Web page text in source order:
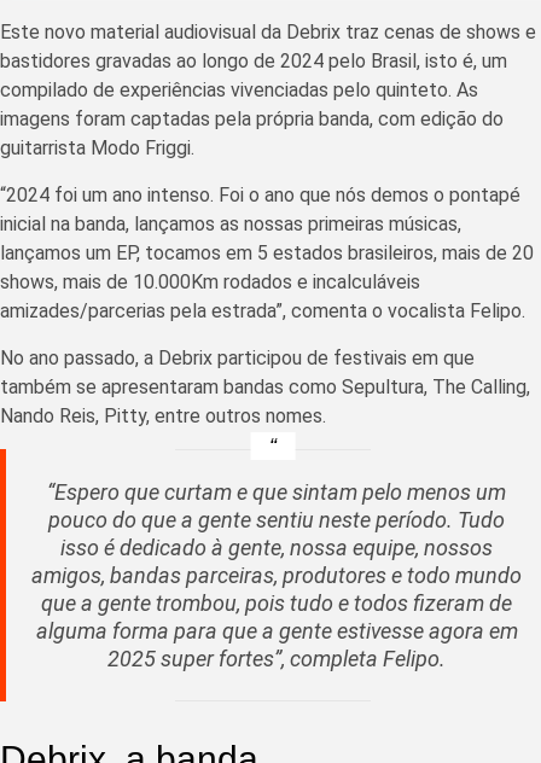
Este novo material audiovisual da Debrix traz cenas de shows e
bastidores gravadas ao longo de 2024 pelo Brasil, isto é, um
compilado de experiências vivenciadas pelo quinteto. As
imagens foram captadas pela própria banda, com edição do
guitarrista Modo Friggi.
“2024 foi um ano intenso. Foi o ano que nós demos o pontapé
inicial na banda, lançamos as nossas primeiras músicas,
lançamos um EP, tocamos em 5 estados brasileiros, mais de 20
shows, mais de 10.000Km rodados e incalculáveis
amizades/parcerias pela estrada”, comenta o vocalista Felipo.
No ano passado, a Debrix participou de festivais em que
também se apresentaram bandas como Sepultura, The Calling,
Nando Reis, Pitty, entre outros nomes.
“Espero que curtam e que sintam pelo menos um
pouco do que a gente sentiu neste período. Tudo
isso é dedicado à gente, nossa equipe, nossos
amigos, bandas parceiras, produtores e todo mundo
que a gente trombou, pois tudo e todos fizeram de
alguma forma para que a gente estivesse agora em
2025 super fortes”, completa Felipo.